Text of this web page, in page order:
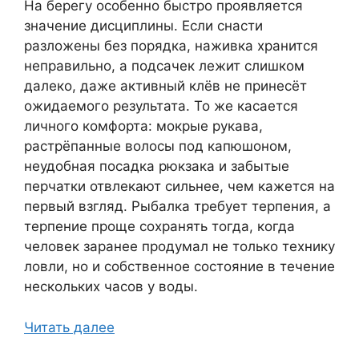
На берегу особенно быстро проявляется
значение дисциплины. Если снасти
разложены без порядка, наживка хранится
неправильно, а подсачек лежит слишком
далеко, даже активный клёв не принесёт
ожидаемого результата. То же касается
личного комфорта: мокрые рукава,
растрёпанные волосы под капюшоном,
неудобная посадка рюкзака и забытые
перчатки отвлекают сильнее, чем кажется на
первый взгляд. Рыбалка требует терпения, а
терпение проще сохранять тогда, когда
человек заранее продумал не только технику
ловли, но и собственное состояние в течение
нескольких часов у воды.
Читать далее